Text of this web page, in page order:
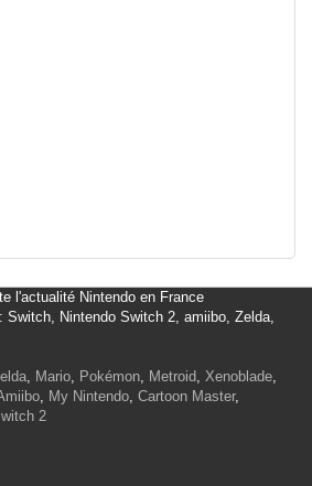
l'actualité Nintendo en France
Switch, Nintendo Switch 2, amiibo, Zelda,
, Mario, Pokémon, Metroid, Xenoblade,
, My Nintendo, Cartoon Master,
2